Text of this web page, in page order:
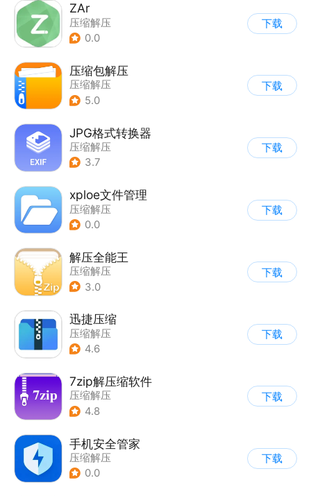
ZAr
压缩解压
0.0
下载
压缩包解压
压缩解压
5.0
下载
JPG格式转换器
压缩解压
3.7
下载
xploe文件管理
压缩解压
0.0
下载
解压全能王
压缩解压
3.0
下载
迅捷压缩
压缩解压
4.6
下载
7zip解压缩软件
压缩解压
4.8
下载
手机安全管家
压缩解压
0.0
下载